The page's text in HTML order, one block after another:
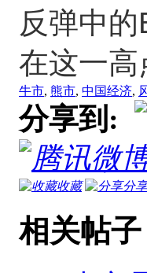
反弹中的
在这一
牛市, 熊市, 中国经济,
分享到:
收藏 分享
相关帖子